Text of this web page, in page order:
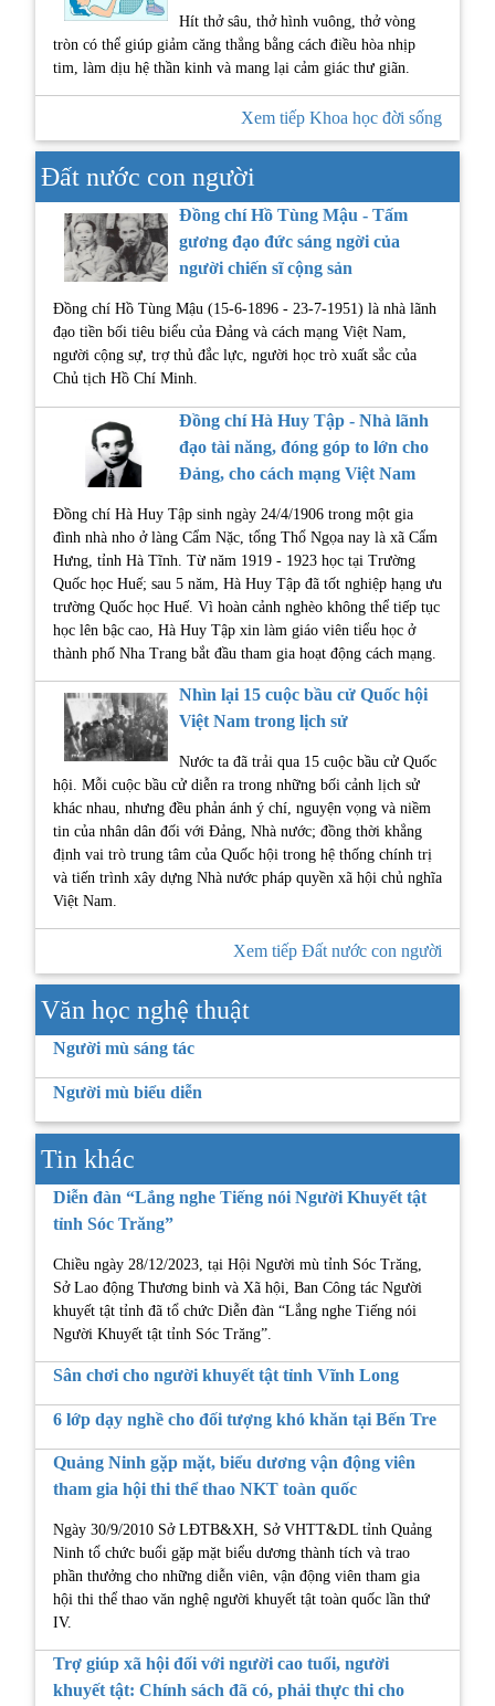
Hít thở sâu, thở hình vuông, thở vòng
tròn có thể giúp giảm căng thẳng bằng cách điều hòa nhịp
tim, làm dịu hệ thần kinh và mang lại cảm giác thư giãn.
Xem tiếp Khoa học đời sống
Đất nước con người
Đồng chí Hồ Tùng Mậu - Tấm
gương đạo đức sáng ngời của
người chiến sĩ cộng sản
Đồng chí Hồ Tùng Mậu (15-6-1896 - 23-7-1951) là nhà lãnh
đạo tiền bối tiêu biểu của Đảng và cách mạng Việt Nam,
người cộng sự, trợ thủ đắc lực, người học trò xuất sắc của
Chủ tịch Hồ Chí Minh.
Đồng chí Hà Huy Tập - Nhà lãnh
đạo tài năng, đóng góp to lớn cho
Đảng, cho cách mạng Việt Nam
Đồng chí Hà Huy Tập sinh ngày 24/4/1906 trong một gia
đình nhà nho ở làng Cẩm Nặc, tổng Thổ Ngọa nay là xã Cẩm
Hưng, tỉnh Hà Tĩnh. Từ năm 1919 - 1923 học tại Trường
Quốc học Huế; sau 5 năm, Hà Huy Tập đã tốt nghiệp hạng ưu
trường Quốc học Huế. Vì hoàn cảnh nghèo không thể tiếp tục
học lên bậc cao, Hà Huy Tập xin làm giáo viên tiểu học ở
thành phố Nha Trang bắt đầu tham gia hoạt động cách mạng.
Nhìn lại 15 cuộc bầu cử Quốc hội
Việt Nam trong lịch sử
Nước ta đã trải qua 15 cuộc bầu cử Quốc
hội. Mỗi cuộc bầu cử diễn ra trong những bối cảnh lịch sử
khác nhau, nhưng đều phản ánh ý chí, nguyện vọng và niềm
tin của nhân dân đối với Đảng, Nhà nước; đồng thời khẳng
định vai trò trung tâm của Quốc hội trong hệ thống chính trị
và tiến trình xây dựng Nhà nước pháp quyền xã hội chủ nghĩa
Việt Nam.
Xem tiếp Đất nước con người
Văn học nghệ thuật
Người mù sáng tác
Người mù biểu diễn
Tin khác
Diễn đàn “Lắng nghe Tiếng nói Người Khuyết tật
tỉnh Sóc Trăng”
Chiều ngày 28/12/2023, tại Hội Người mù tỉnh Sóc Trăng,
Sở Lao động Thương binh và Xã hội, Ban Công tác Người
khuyết tật tỉnh đã tổ chức Diễn đàn “Lắng nghe Tiếng nói
Người Khuyết tật tỉnh Sóc Trăng”.
Sân chơi cho người khuyết tật tỉnh Vĩnh Long
6 lớp dạy nghề cho đối tượng khó khăn tại Bến Tre
Quảng Ninh gặp mặt, biểu dương vận động viên
tham gia hội thi thể thao NKT toàn quốc
Ngày 30/9/2010 Sở LĐTB&XH, Sở VHTT&DL tỉnh Quảng
Ninh tổ chức buổi gặp mặt biểu dương thành tích và trao
phần thưởng cho những diễn viên, vận động viên tham gia
hội thi thể thao văn nghệ người khuyết tật toàn quốc lần thứ
IV.
Trợ giúp xã hội đối với người cao tuổi, người
khuyết tật: Chính sách đã có, phải thực thi cho